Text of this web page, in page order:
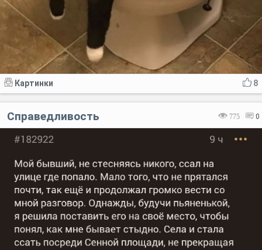
8
Картинки
775 0
Справедливость